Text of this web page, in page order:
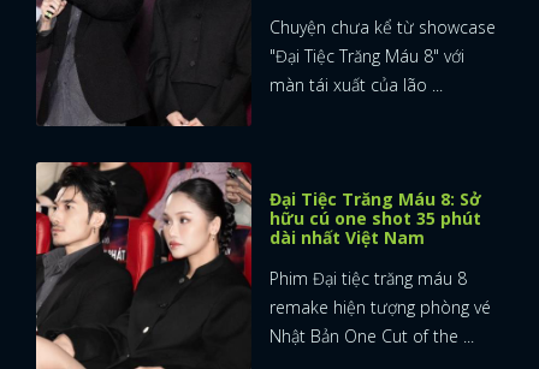
Chuyện chưa kể từ showcase
"Đại Tiệc Trăng Máu 8" với
màn tái xuất của lão ...
Đại Tiệc Trăng Máu 8: Sở
hữu cú one shot 35 phút
dài nhất Việt Nam
Phim Đại tiệc trăng máu 8
remake hiện tượng phòng vé
Nhật Bản One Cut of the ...